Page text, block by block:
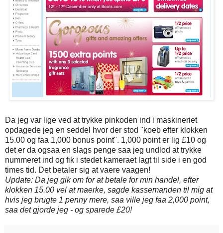
Da jeg var lige ved at trykke pinkoden ind i maskineriet
opdagede jeg en seddel hvor der stod "koeb efter klokken
15.00 og faa 1,000 bonus point". 1,000 point er lig £10 og
det er da ogsaa en slags penge saa jeg undlod at trykke
nummeret ind og fik i stedet kameraet lagt til side i en god
times tid. Det betaler sig at vaere vaagen!
Update: Da jeg gik om for at betale for min handel, efter
klokken 15.00 vel at maerke, sagde kassemanden til mig at
hvis jeg brugte 1 penny mere, saa ville jeg faa 2,000 point,
saa det gjorde jeg - og sparede £20!